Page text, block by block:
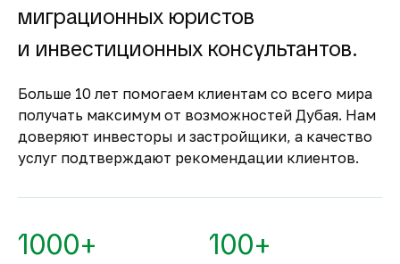
недвижимость
Оплата за объект поступает на эскроу-счёт.
Застройщик сможет получить с него деньги
только после ввода объекта в
Комфортное и
безопасное место для
жизни
По уровню безопасности жизни
занимают второе место в мире.
миграционных юристов
и инвестиционных консультантов.
Больше 10 лет помогаем клиентам со всего мира
получать максимум от возможностей Дубая. Нам
доверяют инвесторы и застройщики, а качество
услуг подтверждают рекомендации клиентов.
1000+ 100+